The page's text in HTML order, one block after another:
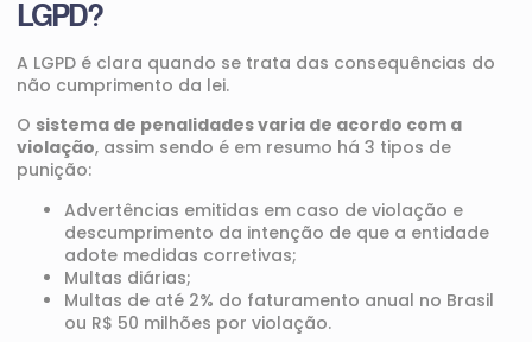
LGPD?
A LGPD é clara quando se trata das consequências do
não cumprimento da lei.
O sistema de penalidades varia de acordo com a
violação, assim sendo é em resumo há 3 tipos de
punição:
Advertências emitidas em caso de violação e
descumprimento da intenção de que a entidade
adote medidas corretivas;
Multas diárias;
Multas de até 2% do faturamento anual no Brasil
ou R$ 50 milhões por violação.